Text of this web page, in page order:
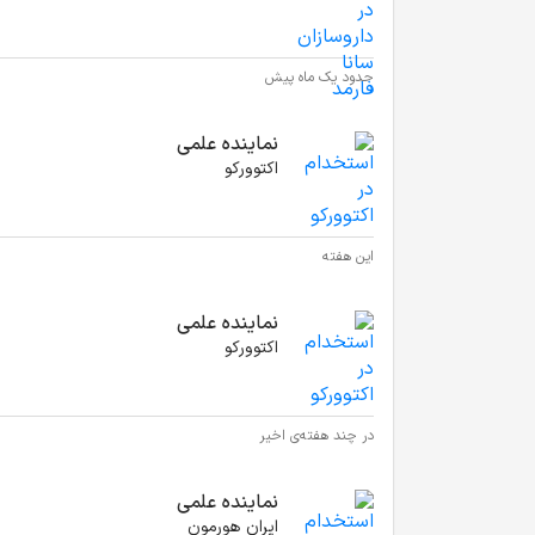
حدود یک ماه پیش
نماینده علمی
اکتوورکو
این هفته
نماینده علمی
اکتوورکو
در چند هفته‌ی اخیر
نماینده علمی
ایران هورمون